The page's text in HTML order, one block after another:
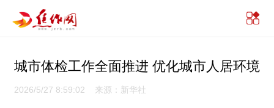
城市体检工作全面推进 优化城市人居环境
2026/5/27 8:59:02 来源：新华社